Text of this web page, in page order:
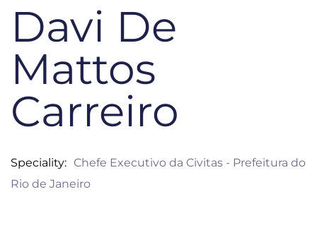
Davi De
Mattos
Carreiro
Speciality
Chefe Executivo da Civitas - Prefeitura do
Rio de Janeiro